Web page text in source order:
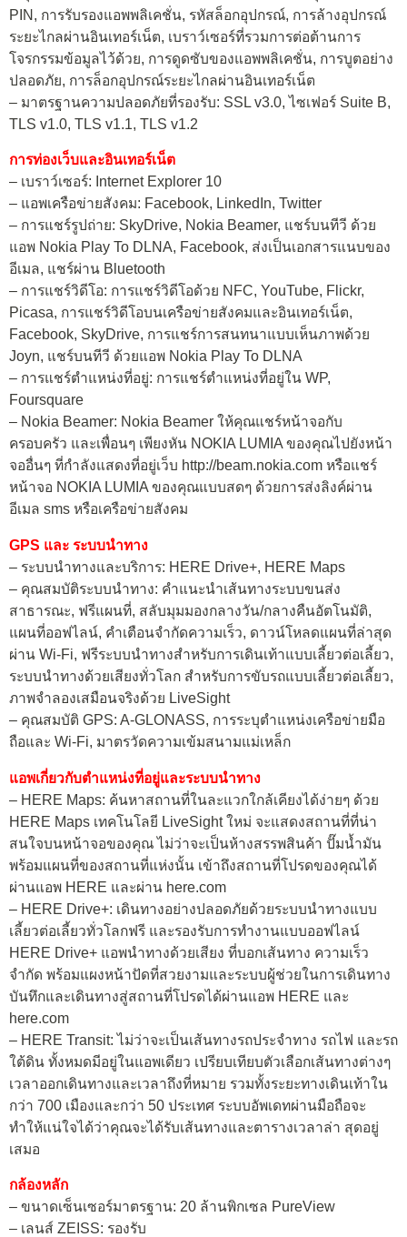
PIN, การรับรองแอพพลิเคชั่น, รหัสล็อกอุปกรณ์, การล้างอุปกรณ์
ระยะไกลผ่านอินเทอร์เน็ต, เบราว์เซอร์ที่รวมการต่อต้านการ
โจรกรรมข้อมูลไว้ด้วย, การดูดซับของแอพพลิเคชั่น, การบูตอย่าง
ปลอดภัย, การล็อกอุปกรณ์ระยะไกลผ่านอินเทอร์เน็ต
– มาตรฐานความปลอดภัยที่รองรับ: SSL v3.0, ไซเฟอร์ Suite B,
TLS v1.0, TLS v1.1, TLS v1.2
การท่องเว็บและอินเทอร์เน็ต
– เบราว์เซอร์: Internet Explorer 10
– แอพเครือข่ายสังคม: Facebook, LinkedIn, Twitter
– การแชร์รูปถ่าย: SkyDrive, Nokia Beamer, แชร์บนทีวี ด้วย
แอพ Nokia Play To DLNA, Facebook, ส่งเป็นเอกสารแนบของ
อีเมล, แชร์ผ่าน Bluetooth
– การแชร์วิดีโอ: การแชร์วิดีโอด้วย NFC, YouTube, Flickr,
Picasa, การแชร์วิดีโอบนเครือข่ายสังคมและอินเทอร์เน็ต,
Facebook, SkyDrive, การแชร์การสนทนาแบบเห็นภาพด้วย
Joyn, แชร์บนทีวี ด้วยแอพ Nokia Play To DLNA
– การแชร์ตำแหน่งที่อยู่: การแชร์ตำแหน่งที่อยู่ใน WP,
Foursquare
– Nokia Beamer: Nokia Beamer ให้คุณแชร์หน้าจอกับ
ครอบครัว และเพื่อนๆ เพียงหัน NOKIA LUMIA ของคุณไปยังหน้า
จออื่นๆ ที่กำลังแสดงที่อยู่เว็บ http://beam.nokia.com หรือแชร์
หน้าจอ NOKIA LUMIA ของคุณแบบสดๆ ด้วยการส่งลิงค์ผ่าน
อีเมล sms หรือเครือข่ายสังคม
GPS และ ระบบนำทาง
– ระบบนำทางและบริการ: HERE Drive+, HERE Maps
– คุณสมบัติระบบนำทาง: คำแนะนำเส้นทางระบบขนส่ง
สาธารณะ, ฟรีแผนที่, สลับมุมมองกลางวัน/กลางคืนอัตโนมัติ,
แผนที่ออฟไลน์, คำเตือนจำกัดความเร็ว, ดาวน์โหลดแผนที่ล่าสุด
ผ่าน Wi-Fi, ฟรีระบบนำทางสำหรับการเดินเท้าแบบเลี้ยวต่อเลี้ยว,
ระบบนำทางด้วยเสียงทั่วโลก สำหรับการขับรถแบบเลี้ยวต่อเลี้ยว,
ภาพจำลองเสมือนจริงด้วย LiveSight
– คุณสมบัติ GPS: A-GLONASS, การระบุตำแหน่งเครือข่ายมือ
ถือและ Wi-Fi, มาตรวัดความเข้มสนามแม่เหล็ก
แอพเกี่ยวกับตำแหน่งที่อยู่และระบบนำทาง
– HERE Maps: ค้นหาสถานที่ในละแวกใกล้เคียงได้ง่ายๆ ด้วย
HERE Maps เทคโนโลยี LiveSight ใหม่ จะแสดงสถานที่ที่น่า
สนใจบนหน้าจอของคุณ ไม่ว่าจะเป็นห้างสรรพสินค้า ปั๊มน้ำมัน
พร้อมแผนที่ของสถานที่แห่งนั้น เข้าถึงสถานที่โปรดของคุณได้
ผ่านแอพ HERE และผ่าน here.com
– HERE Drive+: เดินทางอย่างปลอดภัยด้วยระบบนำทางแบบ
เลี้ยวต่อเลี้ยวทั่วโลกฟรี และรองรับการทำงานแบบออฟไลน์
HERE Drive+ แอพนำทางด้วยเสียง ที่บอกเส้นทาง ความเร็ว
จำกัด พร้อมแผงหน้าปัดที่สวยงามและระบบผู้ช่วยในการเดินทาง
บันทึกและเดินทางสู่สถานที่โปรดได้ผ่านแอพ HERE และ
here.com
– HERE Transit: ไม่ว่าจะเป็นเส้นทางรถประจำทาง รถไฟ และรถ
ใต้ดิน ทั้งหมดมีอยู่ในแอพเดียว เปรียบเทียบตัวเลือกเส้นทางต่างๆ
เวลาออกเดินทางและเวลาถึงที่หมาย รวมทั้งระยะทางเดินเท้าใน
กว่า 700 เมืองและกว่า 50 ประเทศ ระบบอัพเดทผ่านมือถือจะ
ทำให้แน่ใจได้ว่าคุณจะได้รับเส้นทางและตารางเวลาล่า สุดอยู่
เสมอ
กล้องหลัก
– ขนาดเซ็นเซอร์มาตรฐาน: 20 ล้านพิกเซล PureView
– เลนส์ ZEISS: รองรับ